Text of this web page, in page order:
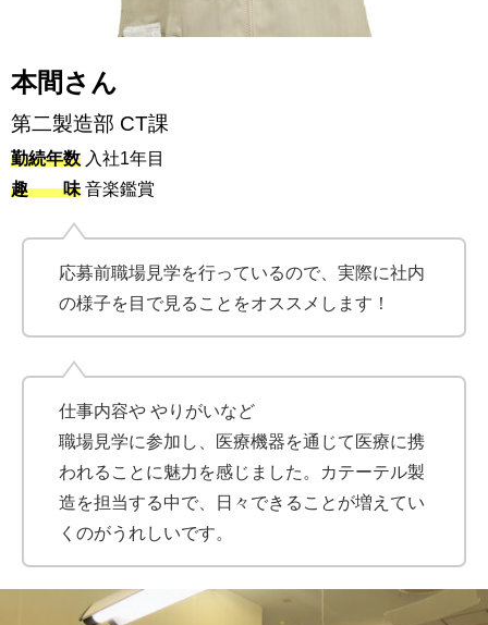
本間さん
第二製造部 CT課
勤続年数 入社1年目
趣 味 音楽鑑賞
応募前職場見学を行っているので、実際に社内
の様子を目で見ることをオススメします！
仕事内容や やりがいなど
職場見学に参加し、医療機器を通じて医療に携
われることに魅力を感じました。カテーテル製
造を担当する中で、日々できることが増えてい
くのがうれしいです。